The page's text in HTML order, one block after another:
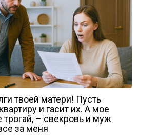
твоей матери! Пусть
и гасит их. А мое
трогай, – свекровь и муж
за меня